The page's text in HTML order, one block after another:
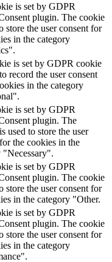
is set by GDPR
plugin. The cookie
store the user consent for
in the category
is set by GDPR cookie
record the user consent
in the category
is set by GDPR
plugin. The
used to store the user
the cookies in the
"Necessary".
is set by GDPR
plugin. The cookie
store the user consent for
in the category "Other.
is set by GDPR
plugin. The cookie
store the user consent for
in the category